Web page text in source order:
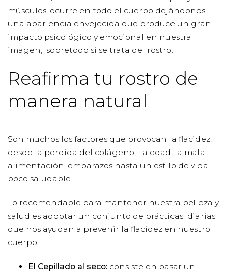
músculos, ocurre en todo el cuerpo dejándonos
una apariencia envejecida que produce un gran
impacto psicológico y emocional en nuestra
imagen, sobretodo si se trata del rostro.
Reafirma tu rostro de
manera natural
Son muchos los factores que provocan la flacidez,
desde la perdida del colágeno, la edad, la mala
alimentación, embarazos hasta un estilo de vida
poco saludable.
Lo recomendable para mantener nuestra belleza y
salud es adoptar un conjunto de prácticas diarias
que nos ayudan a prevenir la flacidez en nuestro
cuerpo.
El Cepillado al seco: consiste en pasar un